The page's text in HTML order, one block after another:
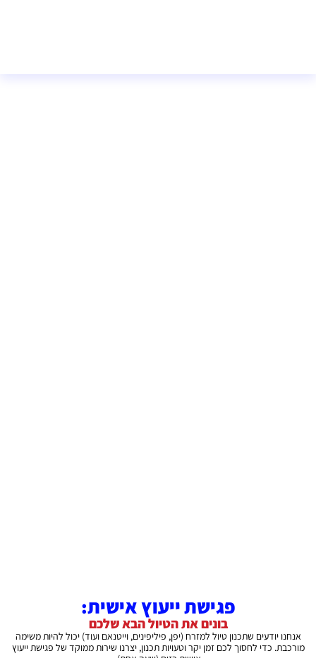
פגישת ייעוץ אישית:
בונים את הטיול הבא שלכם
אנחנו יודעים שתכנון טיול למזרח (יפן, פיליפינים, וייטנאם ועוד) יכול להיות משימה
מורכבת. כדי לחסוך לכם זמן יקר וטעויות תכנון, יצרנו שירות ממוקד של פגישת ייעוץ